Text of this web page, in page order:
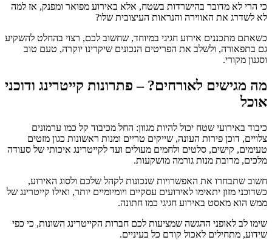
כי הרי לא מדובר בהישרדות בשטח, אלא באירוע מפואר ומפנק, אז למה
לא לשדרג את האווירה והנראות העיצובית שלו?
כשאתם מתכננים אירוע חגיגי במיוחד, שחשוב לכם, רצוי בהחלט להשקיע
גם בתפאורה, ולשלב את הפריטים הנכונים שיקרינו יוקרה, טעם טוב
וסגנון מקורי.
מה מגישים לאורחים? – פתרונות קייטרינג ודוכני
אוכל
כיבוד באירועי שטח יכול להיות מגוון: החל מכיבוד קל כמו ערמונים
צלויים, דוכן פירות העונה, שייקים טריים ומנות ראשונות כגון מזטים
טעימים, קישים, סלטים ולחמים מעולים ועד לקייטרינג איכותי של סעודה
מלכים, מרובת מנות גורמה מושקעות.
חשוב שתבחרו את האפשרויות שנכונות לקהל שלכם ולסוג האירוע,
כשדוכני מזון יתאימו לאירועים עסקיים ויומיומיים יותר, ואילו קייטרינג של
ממש הוא מאסט באירוע חגיגי כמו חתונה.
שימו לב לאופני ההגשה שמציעות לכם חברות הקייטרינג השונות, כי כפי
שידוע, מתחילים לאכול קודם כל בעיניים.